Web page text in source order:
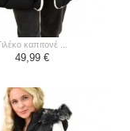
γιλέκο καπιτονέ ...
49,99 €